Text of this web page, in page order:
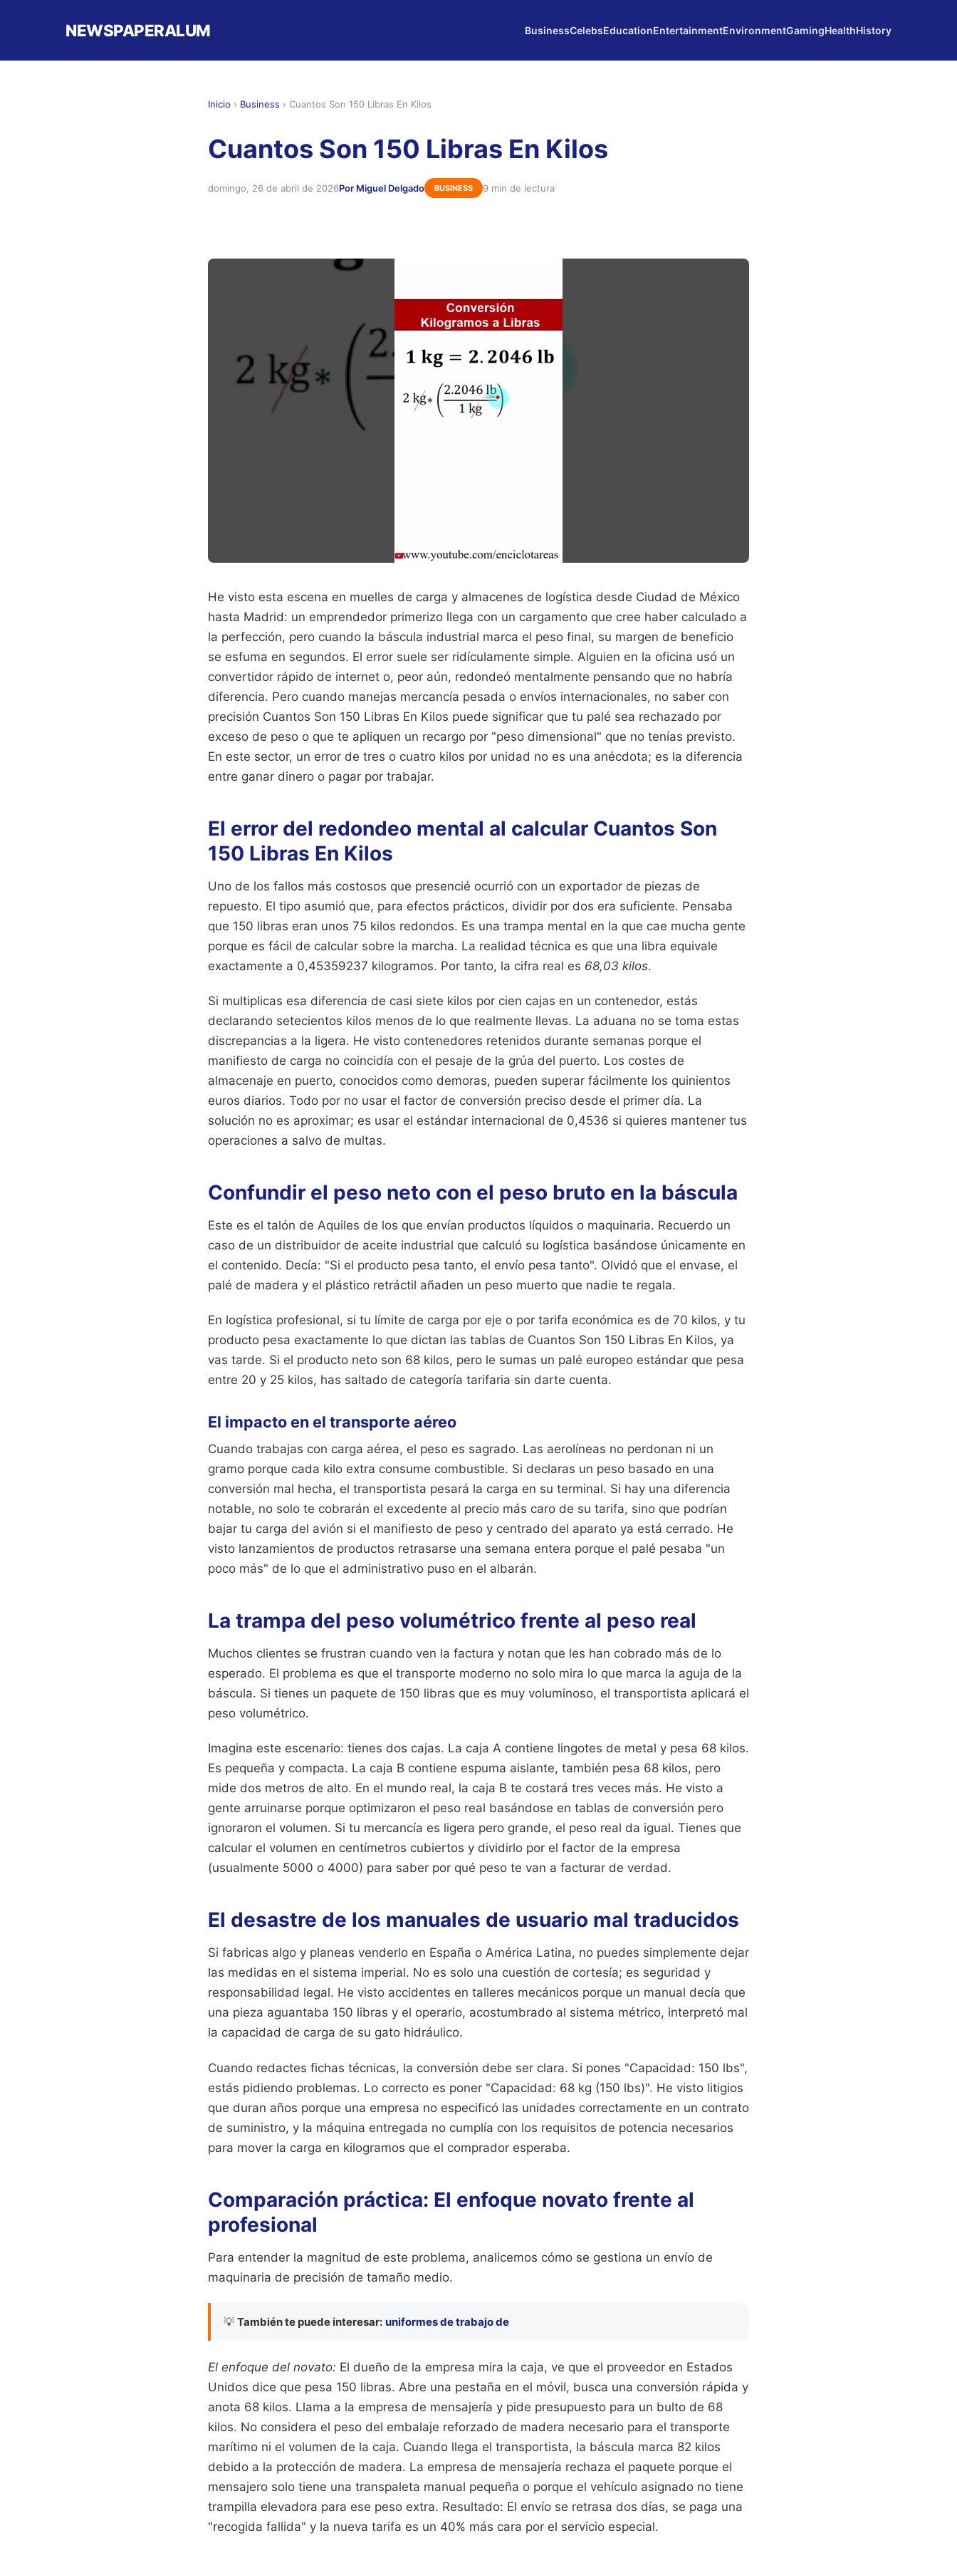
NEWSPAPERALUM BusinessCelebsEducationEntertainmentEnvironmentGamingHealthHistory
Inicio › Business › Cuantos Son 150 Libras En Kilos
Cuantos Son 150 Libras En Kilos
domingo, 26 de abril de 2026Por Miguel Delgado BUSINESS 9 min de lectura
He visto esta escena en muelles de carga y almacenes de logística desde Ciudad de México
hasta Madrid: un emprendedor primerizo llega con un cargamento que cree haber calculado a
la perfección, pero cuando la báscula industrial marca el peso final, su margen de beneficio
se esfuma en segundos. El error suele ser ridículamente simple. Alguien en la oficina usó un
convertidor rápido de internet o, peor aún, redondeó mentalmente pensando que no habría
diferencia. Pero cuando manejas mercancía pesada o envíos internacionales, no saber con
precisión Cuantos Son 150 Libras En Kilos puede significar que tu palé sea rechazado por
exceso de peso o que te apliquen un recargo por "peso dimensional" que no tenías previsto.
En este sector, un error de tres o cuatro kilos por unidad no es una anécdota; es la diferencia
entre ganar dinero o pagar por trabajar.
El error del redondeo mental al calcular Cuantos Son
150 Libras En Kilos
Uno de los fallos más costosos que presencié ocurrió con un exportador de piezas de
repuesto. El tipo asumió que, para efectos prácticos, dividir por dos era suficiente. Pensaba
que 150 libras eran unos 75 kilos redondos. Es una trampa mental en la que cae mucha gente
porque es fácil de calcular sobre la marcha. La realidad técnica es que una libra equivale
exactamente a 0,45359237 kilogramos. Por tanto, la cifra real es 68,03 kilos.
Si multiplicas esa diferencia de casi siete kilos por cien cajas en un contenedor, estás
declarando setecientos kilos menos de lo que realmente llevas. La aduana no se toma estas
discrepancias a la ligera. He visto contenedores retenidos durante semanas porque el
manifiesto de carga no coincidía con el pesaje de la grúa del puerto. Los costes de
almacenaje en puerto, conocidos como demoras, pueden superar fácilmente los quinientos
euros diarios. Todo por no usar el factor de conversión preciso desde el primer día. La
solución no es aproximar; es usar el estándar internacional de 0,4536 si quieres mantener tus
operaciones a salvo de multas.
Confundir el peso neto con el peso bruto en la báscula
Este es el talón de Aquiles de los que envían productos líquidos o maquinaria. Recuerdo un
caso de un distribuidor de aceite industrial que calculó su logística basándose únicamente en
el contenido. Decía: "Si el producto pesa tanto, el envío pesa tanto". Olvidó que el envase, el
palé de madera y el plástico retráctil añaden un peso muerto que nadie te regala.
En logística profesional, si tu límite de carga por eje o por tarifa económica es de 70 kilos, y tu
producto pesa exactamente lo que dictan las tablas de Cuantos Son 150 Libras En Kilos, ya
vas tarde. Si el producto neto son 68 kilos, pero le sumas un palé europeo estándar que pesa
entre 20 y 25 kilos, has saltado de categoría tarifaria sin darte cuenta.
El impacto en el transporte aéreo
Cuando trabajas con carga aérea, el peso es sagrado. Las aerolíneas no perdonan ni un
gramo porque cada kilo extra consume combustible. Si declaras un peso basado en una
conversión mal hecha, el transportista pesará la carga en su terminal. Si hay una diferencia
notable, no solo te cobrarán el excedente al precio más caro de su tarifa, sino que podrían
bajar tu carga del avión si el manifiesto de peso y centrado del aparato ya está cerrado. He
visto lanzamientos de productos retrasarse una semana entera porque el palé pesaba "un
poco más" de lo que el administrativo puso en el albarán.
La trampa del peso volumétrico frente al peso real
Muchos clientes se frustran cuando ven la factura y notan que les han cobrado más de lo
esperado. El problema es que el transporte moderno no solo mira lo que marca la aguja de la
báscula. Si tienes un paquete de 150 libras que es muy voluminoso, el transportista aplicará el
peso volumétrico.
Imagina este escenario: tienes dos cajas. La caja A contiene lingotes de metal y pesa 68 kilos.
Es pequeña y compacta. La caja B contiene espuma aislante, también pesa 68 kilos, pero
mide dos metros de alto. En el mundo real, la caja B te costará tres veces más. He visto a
gente arruinarse porque optimizaron el peso real basándose en tablas de conversión pero
ignoraron el volumen. Si tu mercancía es ligera pero grande, el peso real da igual. Tienes que
calcular el volumen en centímetros cubiertos y dividirlo por el factor de la empresa
(usualmente 5000 o 4000) para saber por qué peso te van a facturar de verdad.
El desastre de los manuales de usuario mal traducidos
Si fabricas algo y planeas venderlo en España o América Latina, no puedes simplemente dejar
las medidas en el sistema imperial. No es solo una cuestión de cortesía; es seguridad y
responsabilidad legal. He visto accidentes en talleres mecánicos porque un manual decía que
una pieza aguantaba 150 libras y el operario, acostumbrado al sistema métrico, interpretó mal
la capacidad de carga de su gato hidráulico.
Cuando redactes fichas técnicas, la conversión debe ser clara. Si pones "Capacidad: 150 lbs",
estás pidiendo problemas. Lo correcto es poner "Capacidad: 68 kg (150 lbs)". He visto litigios
que duran años porque una empresa no especificó las unidades correctamente en un contrato
de suministro, y la máquina entregada no cumplía con los requisitos de potencia necesarios
para mover la carga en kilogramos que el comprador esperaba.
Comparación práctica: El enfoque novato frente al
profesional
Para entender la magnitud de este problema, analicemos cómo se gestiona un envío de
maquinaria de precisión de tamaño medio.
💡 También te puede interesar: uniformes de trabajo de
El enfoque del novato: El dueño de la empresa mira la caja, ve que el proveedor en Estados
Unidos dice que pesa 150 libras. Abre una pestaña en el móvil, busca una conversión rápida y
anota 68 kilos. Llama a la empresa de mensajería y pide presupuesto para un bulto de 68
kilos. No considera el peso del embalaje reforzado de madera necesario para el transporte
marítimo ni el volumen de la caja. Cuando llega el transportista, la báscula marca 82 kilos
debido a la protección de madera. La empresa de mensajería rechaza el paquete porque el
mensajero solo tiene una transpaleta manual pequeña o porque el vehículo asignado no tiene
trampilla elevadora para ese peso extra. Resultado: El envío se retrasa dos días, se paga una
"recogida fallida" y la nueva tarifa es un 40% más cara por el servicio especial.